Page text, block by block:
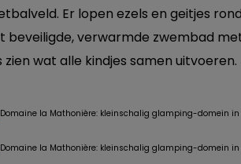
Er lopen ezels en geitjes
beveiligde, verwarmde zwembad
zien wat alle kindjes samen uitvoeren.